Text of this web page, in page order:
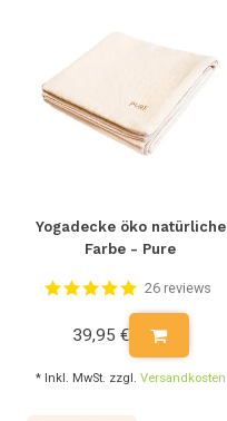
Yogadecke öko natürliche
Farbe - Pure
26 reviews
39,95 €
* Inkl. MwSt. zzgl. Versandkosten